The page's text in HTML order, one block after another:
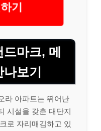
기
마크, 메
보기
라 아파트는 뛰어난
시설을 갖춘 대단지
로 자리매김하고 있